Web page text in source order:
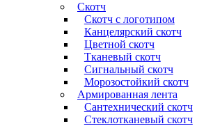
Скотч
Скотч с логотипом
Канцелярский скотч
Цветной скотч
Тканевый скотч
Сигнальный скотч
Морозостойкий скотч
Армированная лента
Сантехнический скотч
Стеклотканевый скотч